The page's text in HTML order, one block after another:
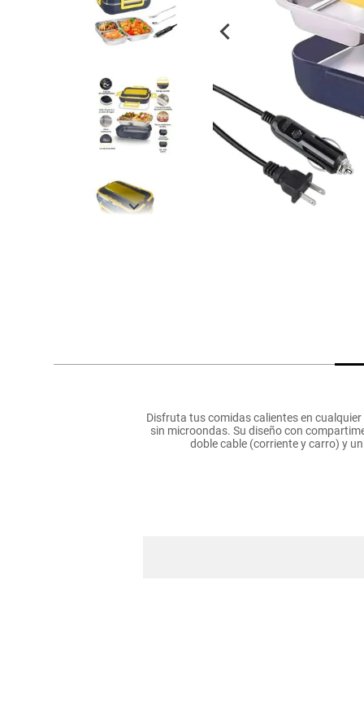
lácteos y refrigerados
vinos y licores
cuidado del bebé
mascotas
Disfruta tus comidas calientes en
sin microondas. Su diseño con
doble cable (corriente y carro) y
Mantequilla